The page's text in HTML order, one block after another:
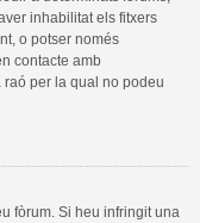
inhabilitat els fitxers
o potser només
contacte amb
raó per la qual no podeu
fòrum. Si heu infringit una